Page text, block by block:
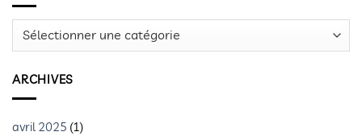
Catégories
ARCHIVES
avril 2025 (1)